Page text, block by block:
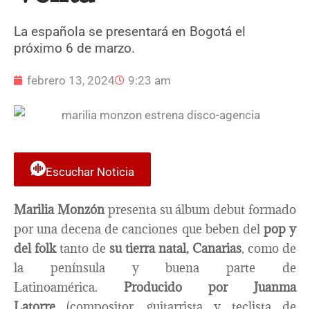
La española se presentará en Bogotá el
próximo 6 de marzo.
febrero 13, 2024 9:23 am
Escuchar Noticia
Marilia Monzónpresenta su álbum debut formado
por una decena de canciones que beben del pop y
del folktanto de su tierra natal, Canarias, como de
la península y buena parte de
Latinoamérica. Producido por Juanma